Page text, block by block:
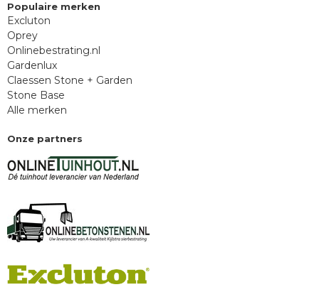
Populaire merken
Excluton
Oprey
Onlinebestrating.nl
Gardenlux
Claessen Stone + Garden
Stone Base
Alle merken
Onze partners